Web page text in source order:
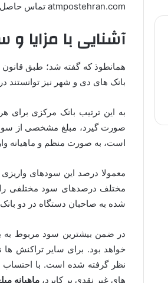
atmpostehran.com تماس حاصل نمایید.
آشنایی با مزایا
بانک های دی و شهر نیز توانستند
به این ترتیب بانک مرکزی
صورت گیرد، مبلغ مشخصی از
است، به صورت منظم و ماهیانه
معمولا درصد این سودهای
مختلف درصدهای سود مختلفی را
شده به صاحبان دستگاه در دو بانک شهر و
خواهد بود. برای سایر تراکنش ها
های غیر نقدی پر کابرد، ماهیانه
لپ تاپ استوک لپ تاپ گیمینگ لپ تاپ